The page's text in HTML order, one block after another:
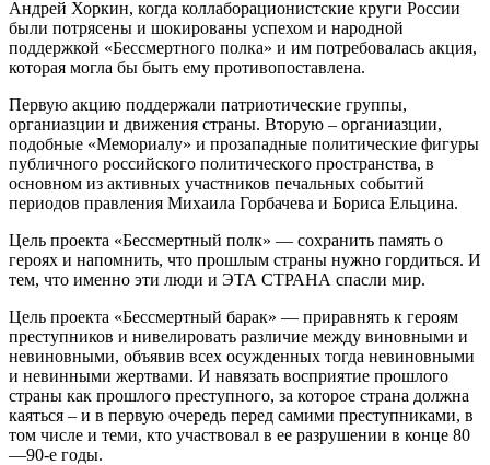
Андрей Хоркин, когда коллаборационистские круги России
были потрясены и шокированы успехом и народной
поддержкой «Бессмертного полка» и им потребовалась акция,
которая могла бы быть ему противопоставлена.
Первую акцию поддержали патриотические группы,
органиазции и движения страны. Вторую – органиазции,
подобные «Мемориалу» и прозападные политические фигуры
публичного российского политического пространства, в
основном из активных участников печальных событий
периодов правления Михаила Горбачева и Бориса Ельцина.
Цель проекта «Бессмертный полк» — сохранить память о
героях и напомнить, что прошлым страны нужно гордиться. И
тем, что именно эти люди и ЭТА СТРАНА спасли мир.
Цель проекта «Бессмертный барак» — приравнять к героям
преступников и нивелировать различие между виновными и
невиновными, объявив всех осужденных тогда невиновными
и невинными жертвами. И навязать восприятие прошлого
страны как прошлого преступного, за которое страна должна
каяться – и в первую очередь перед самими преступниками, в
том числе и теми, кто участвовал в ее разрушении в конце 80
—90-е годы.